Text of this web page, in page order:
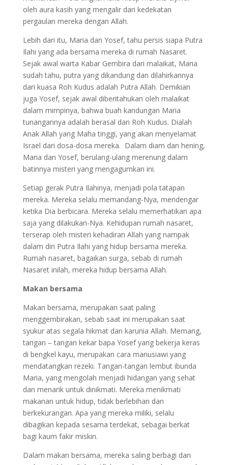
oleh aura kasih yang mengalir dari kedekatan
pergaulan mereka dengan Allah.
Lebih dari itu, Maria dan Yosef, tahu persis siapa Putra
Ilahi yang ada bersama mereka di rumah Nasaret.
Sejak awal warta Kabar Gembira dari malaikat, Maria
sudah tahu, putra yang dikandung dan dilahirkannya
dari kuasa Roh Kudus adalah Putra Allah. Demikian
juga Yosef, sejak awal diberitahukan oleh malaikat
dalam mimpinya, bahwa buah kandungan Maria
tunangannya adalah berasal dari Roh Kudus. Dialah
Anak Allah yang Maha tinggi, yang akan menyelamat
Israel dari dosa-dosa mereka. Dalam diam dan hening,
Maria dan Yosef, berulang-ulang merenung dalam
batinnya misteri yang mengagumkan ini.
Setiap gerak Putra Ilahinya, menjadi pola tatapan
mereka. Mereka selalu memandang-Nya, mendengar
ketika Dia berbicara. Mereka selalu memerhatikan apa
saja yang dilakukan-Nya. Kehidupan rumah nasaret,
terserap oleh misteri kehadiran Allah yang nampak
dalam diri Putra Ilahi yang hidup bersama mereka.
Rumah nasaret, bagaikan surga, sebab di rumah
Nasaret inilah, mereka hidup bersama Allah.
Makan bersama
Makan bersama, merupakan saat paling
menggembirakan, sebab saat ini merupakan saat
syukur atas segala hikmat dan karunia Allah. Memang,
tangan – tangan kekar bapa Yosef yang bekerja keras
di bengkel kayu, merupakan cara manusiawi yang
mendatangkan rezeki. Tangan-tangan lembut ibunda
Maria, yang mengolah menjadi hidangan yang sehat
dan menarik untuk dinikmati. Mereka menikmati
makanan untuk hidup, tidak berlebihan dan
berkekurangan. Apa yang mereka miliki, selalu
dibagikan kepada sesama terdekat, sebagai berkat
bagi kaum fakir miskin.
Dalam makan bersama, mereka saling berbagi dan